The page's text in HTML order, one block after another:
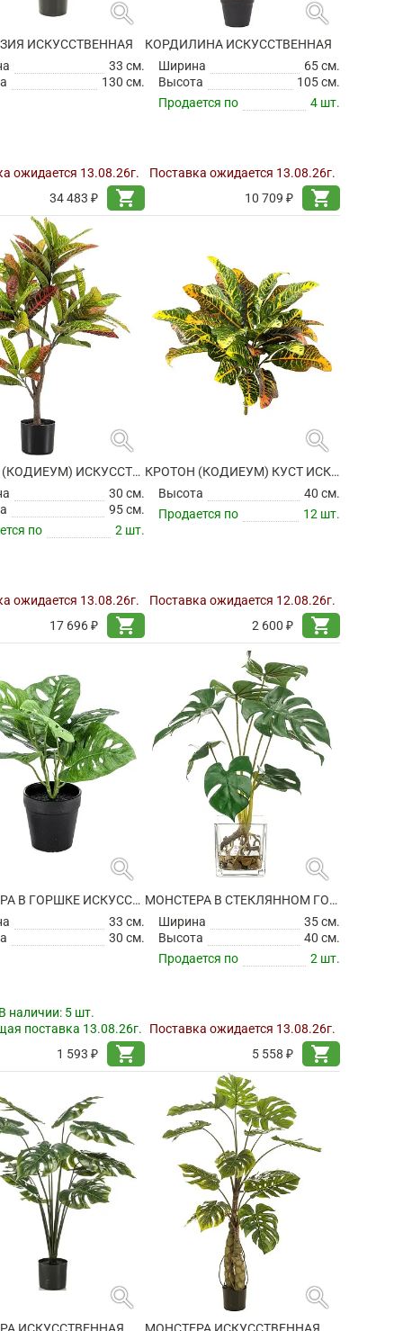
search
ИСКУССТВЕННАЯ
33 см.
130 см.
ожидается 13.08.26г.
34 483 ₽
shopping_cart
search
КОРДИЛИНА ИСКУССТВЕННАЯ
Ширина
65 см.
Высота
105 см.
Продается по
4 шт.
Поставка ожидается 13.08.26г.
10 709 ₽
shopping_cart
search
КРОТОН (КОДИЕУМ) ИСКУССТВЕННЫЙ
30 см.
95 см.
по
2 шт.
ожидается 13.08.26г.
17 696 ₽
shopping_cart
search
КРОТОН (КОДИЕУМ) КУСТ ИСКУССТВЕННЫЙ
Высота
40 см.
Продается по
12 шт.
Поставка ожидается 12.08.26г.
2 600 ₽
shopping_cart
search
МОНСТЕРА В ГОРШКЕ ИСКУССТВЕННАЯ
33 см.
30 см.
наличии: 5 шт.
поставка 13.08.26г.
1 593 ₽
shopping_cart
search
МОНСТЕРА В СТЕКЛЯННОМ ГОРШКЕ ИСКУССТВЕННАЯ
Ширина
35 см.
Высота
40 см.
Продается по
2 шт.
Поставка ожидается 13.08.26г.
5 558 ₽
shopping_cart
search
ИСКУССТВЕННАЯ
search
МОНСТЕРА ИСКУССТВЕННАЯ